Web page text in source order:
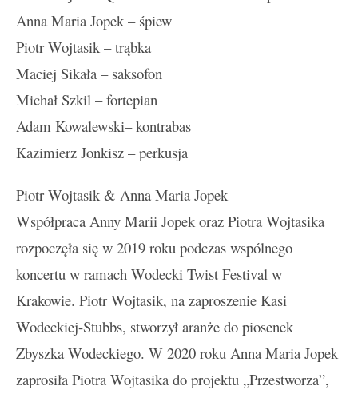
Anna Maria Jopek – śpiew
Piotr Wojtasik – trąbka
Maciej Sikała – saksofon
Michał Szkil – fortepian
Adam Kowalewski– kontrabas
Kazimierz Jonkisz – perkusja
Piotr Wojtasik & Anna Maria Jopek
Współpraca Anny Marii Jopek oraz Piotra Wojtasika
rozpoczęła się w 2019 roku podczas wspólnego
koncertu w ramach Wodecki Twist Festival w
Krakowie. Piotr Wojtasik, na zaproszenie Kasi
Wodeckiej-Stubbs, stworzył aranże do piosenek
Zbyszka Wodeckiego. W 2020 roku Anna Maria Jopek
zaprosiła Piotra Wojtasika do projektu „Przestworza”,